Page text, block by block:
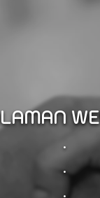
.
.
.